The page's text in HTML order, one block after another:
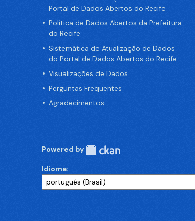
Portal de Dados Abertos do Recife
Política de Dados Abertos da Prefeitura
do Recife
Sistemática de Atualização de Dados
do Portal de Dados Abertos do Recife
Visualizações de Dados
Perguntas Frequentes
Agradecimentos
Powered by
Idioma